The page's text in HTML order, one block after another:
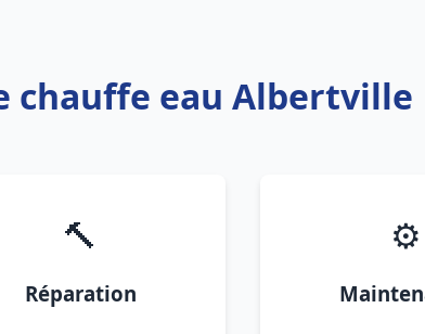
chauffe eau Albertville
🔨
Réparation
⚙️